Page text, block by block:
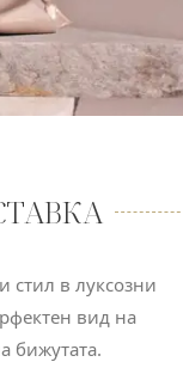
стил в луксозни
вид на
бижутата.